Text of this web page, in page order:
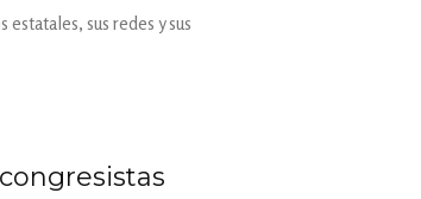
estatales, sus redes y sus